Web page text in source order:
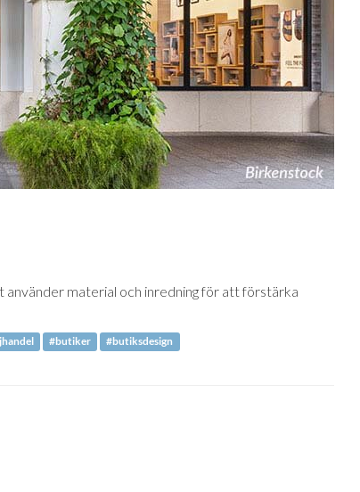
material och inredning för att förstärka
#butiker #butiksdesign